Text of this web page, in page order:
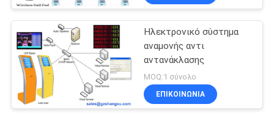
Ηλεκτρονικό σύστημα
αναμονής αντι
αντανάκλασης
MOQ:1 σύνολο
ΕΠΙΚΟΙΝΩΝΊΑ